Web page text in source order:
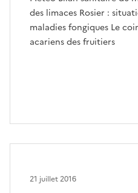
des limaces Rosier :
maladies fongiques Le
acariens des fruitiers
21 juillet 2016